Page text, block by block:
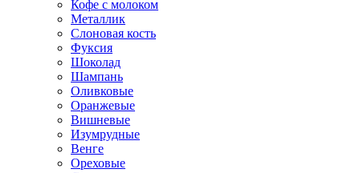
Кофе с молоком
Металлик
Слоновая кость
Фуксия
Шоколад
Шампань
Оливковые
Оранжевые
Вишневые
Изумрудные
Венге
Ореховые